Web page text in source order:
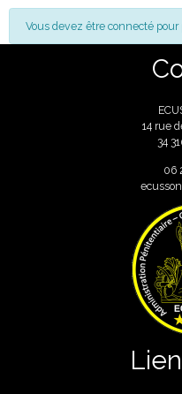
Vous devez être connecté
14 rue
34
06